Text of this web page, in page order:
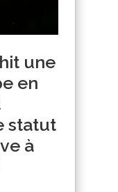
une
en
statut
à